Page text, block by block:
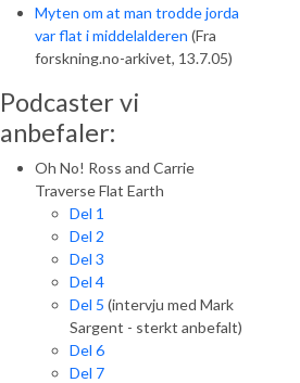
Myten om at man trodde jorda
var flat i middelalderen (Fra
forskning.no-arkivet, 13.7.05)
Podcaster vi
anbefaler:
Oh No! Ross and Carrie
Traverse Flat Earth
Del 1
Del 2
Del 3
Del 4
Del 5 (intervju med Mark
Sargent - sterkt anbefalt)
Del 6
Del 7